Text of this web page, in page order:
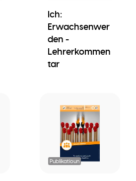
Ich:
Erwachsenwer
den -
Lehrerkommen
tar
Publikatioun